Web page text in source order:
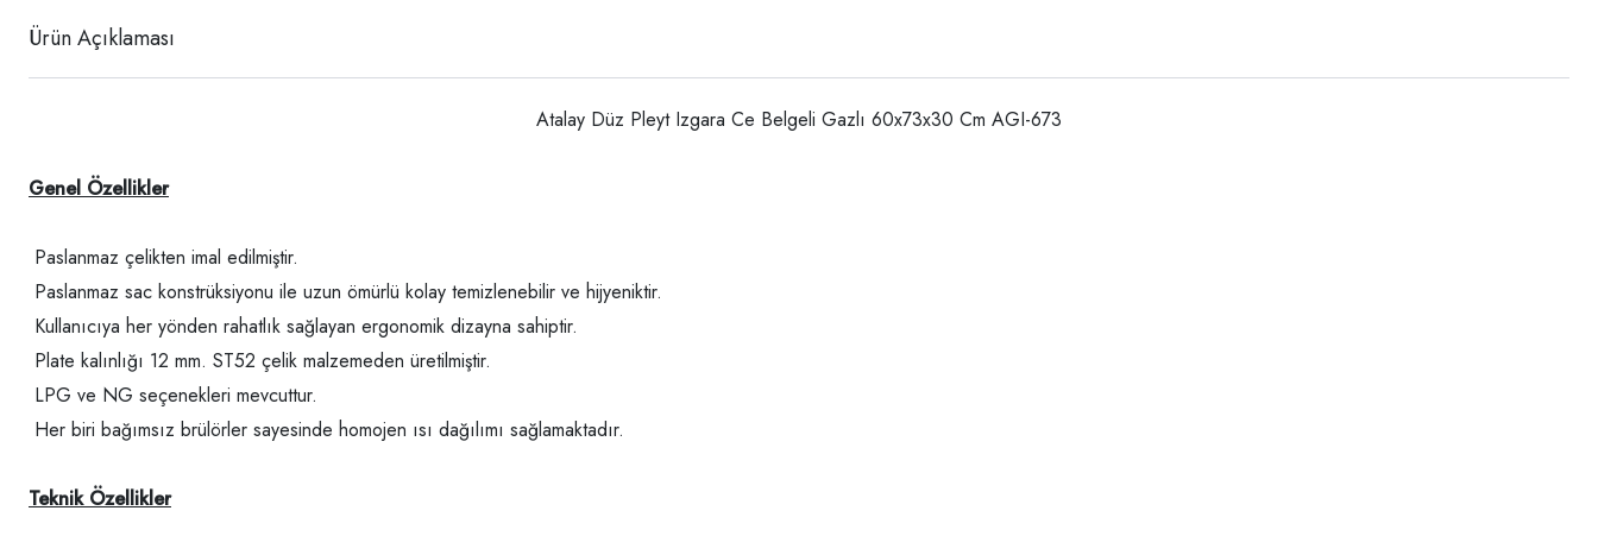
Ürün Açıklaması
Atalay Düz Pleyt Izgara Ce Belgeli Gazlı 60x73x30 Cm AGI-673
Genel Özellikler
Paslanmaz çelikten imal edilmiştir.
Paslanmaz sac konstrüksiyonu ile uzun ömürlü kolay temizlenebilir ve hijyeniktir.
Kullanıcıya her yönden rahatlık sağlayan ergonomik dizayna sahiptir.
Plate kalınlığı 12 mm. ST52 çelik malzemeden üretilmiştir.
LPG ve NG seçenekleri mevcuttur.
Her biri bağımsız brülörler sayesinde homojen ısı dağılımı sağlamaktadır.
Teknik Özellikler